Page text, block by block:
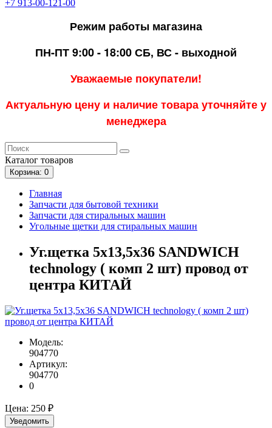
+7 913-00-121-00
Режим работы магазина
ПН-ПТ 9:00 - 18:00СБ, ВС - выходной
Уважаемые покупатели!
Актуальную цену и наличие товара уточняйте у
менеджера
Каталог товаров
Корзина: 0
Главная
Запчасти для бытовой техники
Запчасти для стиральных машин
Угольные щетки для стиральных машин
Уг.щетка 5х13,5х36 SANDWICH
technology ( комп 2 шт) провод от
центра КИТАЙ
Модель:
904770
Артикул:
904770
0
Цена: 250 ₽
Уведомить